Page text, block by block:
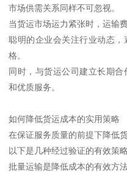
市场供需关系同样不可忽视。
当货运市场运力紧张时，运输
聪明的企业会关注行业动态
格。
同时，与货运公司建立长期
和优质服务。
如何降低货运成本的实用策略
在保证服务质量的前提下降低
以下是几种经过验证的有效策略
批量运输是降低成本的有效方法